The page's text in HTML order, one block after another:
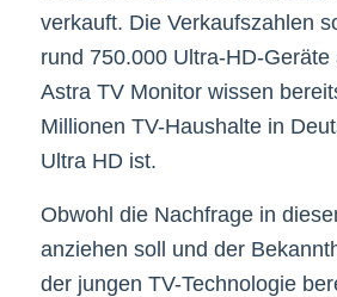
verkauft. Die Verkaufszahlen
rund 750.000 Ultra-HD-
Astra TV Monitor wissen
Millionen TV-Haushalte in
Ultra HD ist.
Obwohl die Nachfrage in
anziehen soll und der
der jungen TV-Technologie